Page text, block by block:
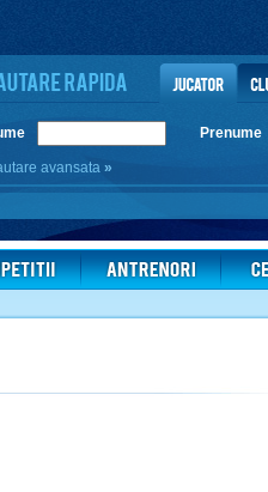
Prenume
avansata »